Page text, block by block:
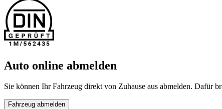
Auto online abmelden
Sie können Ihr Fahrzeug direkt von Zuhause aus abmelden. Dafür
Fahrzeug abmelden